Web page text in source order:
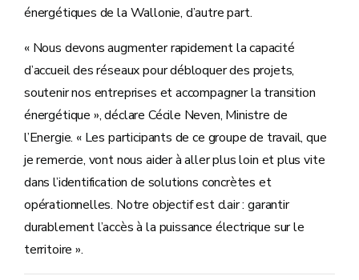
énergétiques de la Wallonie, d’autre part.
« Nous devons augmenter rapidement la capacité
d’accueil des réseaux pour débloquer des projets,
soutenir nos entreprises et accompagner la transition
énergétique », déclare Cécile Neven, Ministre de
l’Energie. « Les participants de ce groupe de travail, que
je remercie, vont nous aider à aller plus loin et plus vite
dans l’identification de solutions concrètes et
opérationnelles. Notre objectif est clair : garantir
durablement l’accès à la puissance électrique sur le
territoire ».